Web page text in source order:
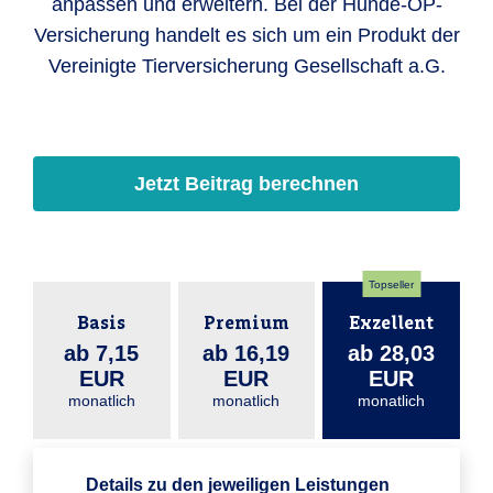
anpassen und erweitern. Bei der Hunde-OP-
Versicherung handelt es sich um ein Produkt der
Vereinigte Tierversicherung Gesellschaft a.G.
Jetzt Beitrag berechnen
Basis
ab 7,15
EUR
monatlich
Premium
ab 16,19
EUR
monatlich
Topseller
Exzellent
ab 28,03
EUR
monatlich
Details zu den jeweiligen Leistungen